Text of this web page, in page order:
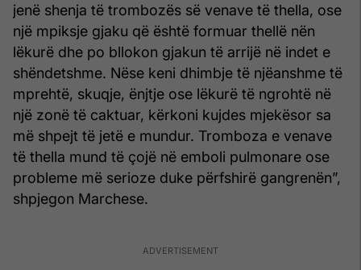
jenë shenja të trombozës së venave të thella, ose
një mpiksje gjaku që është formuar thellë nën
lëkurë dhe po bllokon gjakun të arrijë në indet e
shëndetshme. Nëse keni dhimbje të njëanshme të
mprehtë, skuqje, ënjtje ose lëkurë të ngrohtë në
një zonë të caktuar, kërkoni kujdes mjekësor sa
më shpejt të jetë e mundur. Tromboza e venave
të thella mund të çojë në emboli pulmonare ose
probleme më serioze duke përfshirë gangrenën”,
shpjegon Marchese.